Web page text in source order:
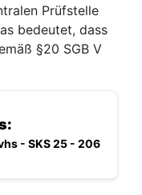
Prüfstelle
bedeutet, dass
§20 SGB V
- SKS 25 - 206